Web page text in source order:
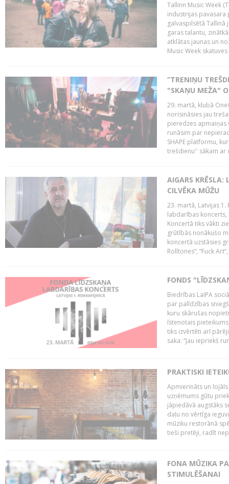
Tallinn Music Week
industrijas pavasara
galvaspilsētā Tallinā
garas talantu,
atklātas jaunas un
Music Week
‘’TRENIŅU
"SKAŅU MEŽA"
29. martā, klubā
norisināsies jau
pieredzes apmaiņas
runāsim par
SHAPE platformu,
trešdienu'' sākam ar
AIGARS KRĒSLA:
CILVĒKA MŪŽU
23. martā, Latvijas 1.
labdarības koncerts,
Koncertā tiks vākti
grūtībās nonākušo
koncertā uzstāsies
Rolltones“, “Fuck
FONDS
Biedrības LaIPA
par palīdzības
kuru skārušas
īstenotais
tiks izvērtēti arī
saka: “Jau iepriekš
PRAKTISKI
Apmierināts un
uzņēmums gūtu
jāpiedāvā augstāks
daļu no vērtīga
mūziku restorānā
tieši pretēji, radīt
FONA MŪZIKA
STIMULĒŠANAI